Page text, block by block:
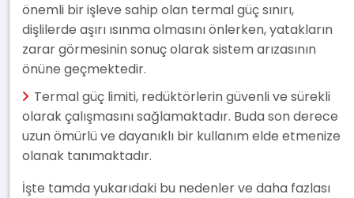
önemli bir işleve sahip olan termal güç sınırı,
dişlilerde aşırı ısınma olmasını önlerken, yatakların
zarar görmesinin sonuç olarak sistem arızasının
önüne geçmektedir.
Termal güç limiti, redüktörlerin güvenli ve sürekli
olarak çalışmasını sağlamaktadır. Buda son derece
uzun ömürlü ve dayanıklı bir kullanım elde etmenize
olanak tanımaktadır.
İşte tamda yukarıdaki bu nedenler ve daha fazlası